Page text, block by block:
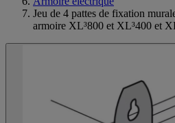
Jeu de 4 pattes de fixation
armoire XL³800 et XL³400 et